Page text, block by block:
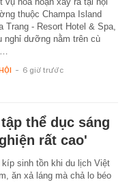
thuộc Champa Island
Trang - Resort Hotel & Spa,
nghỉ dưỡng nằm trên cù
- 6 giờ trước
thể dục sáng
rất cao'
kíp sinh tồn khi du lịch Việt
ăn xả láng mà chả lo béo